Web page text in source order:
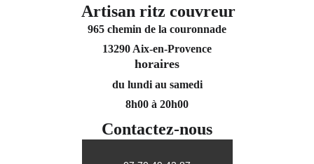
Contactez-nous
Artisan ritz couvreur
965 chemin de la couronnade
13290 Aix-en-Provence
horaires
du lundi au samedi
8h00 à 20h00